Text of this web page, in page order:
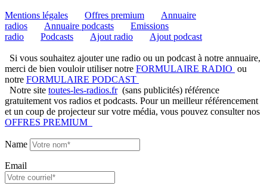
Mentions légales Offres premium
Annuaire
radios
Annuaire podcasts
Emissions
radio
Podcasts Ajout radio Ajout podcast
Si vous souhaitez ajouter une radio ou un podcast à notre annuaire,
merci de bien vouloir utiliser notre FORMULAIRE RADIO ou
notre FORMULAIRE PODCAST
Notre site toutes-les-radios.fr(sans publicités) référence
gratuitement vos radios et podcasts. Pour un meilleur référencement
et un coup de projecteur sur votre média, vous pouvez consulter nos
OFFRES PREMIUM
Name
Email